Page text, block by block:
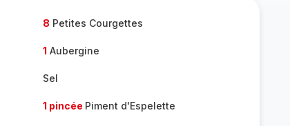
8 Petites Courgettes
1 Aubergine
Sel
1 pincée Piment d'Espelette